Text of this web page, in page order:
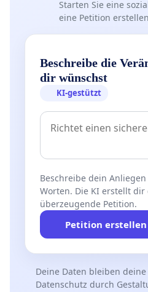
Starten Sie eine
eine Petition
Beschreibe die
dir wünschst
KI-gestützt
Beschreibe dein
Worten. Die KI erstellt dir
überzeugende Petition.
Petition erstellen
Deine Daten bleiben deine
Datenschutz durch